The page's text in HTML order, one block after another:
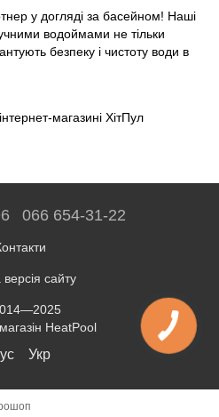
у догляді за басейном! Наші
водоймами не тільки
безпеку і чистоту води в
магазині ХітПул
066 654-31-22
сайту
HeatPool
Укр